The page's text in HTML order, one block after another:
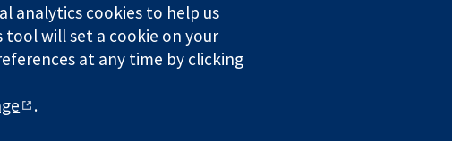
Cochrane Library
& Wales. VAT registration number GB 718 2127 49.
& Conditions
analytics cookies to help us
tool will set a cookie on your
at any time by clicking
.